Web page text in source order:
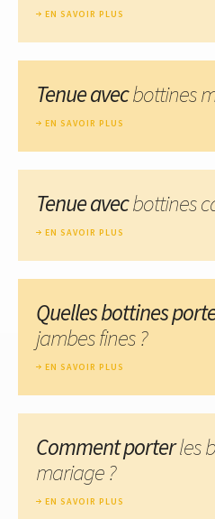
EN SAVOIR PLUS
Tenue avecbottines
EN SAVOIR PLUS
Tenue avecbottines
EN SAVOIR PLUS
Quelles bottines
jambes fines ?
EN SAVOIR PLUS
Comment porterles
mariage ?
EN SAVOIR PLUS